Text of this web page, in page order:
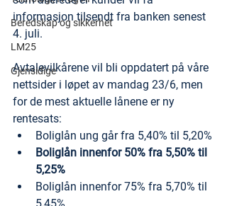
Beredskap og sikkerhet
LM25
Gjensidige
informasjon tilsendt fra banken senest
4. juli.
Avtalevilkårene vil bli oppdatert på våre
nettsider i løpet av mandag 23/6, men
for de mest aktuelle lånene er ny
rentesats:
Boliglån ung går fra 5,40% til 5,20%
Boliglån innenfor 50% fra 5,50% til
5,25%
Boliglån innenfor 75% fra 5,70% til